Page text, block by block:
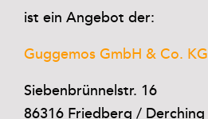
ist ein Angebot der:
Guggemos GmbH & Co. KG
Siebenbrünnelstr. 16
86316 Friedberg / Derching